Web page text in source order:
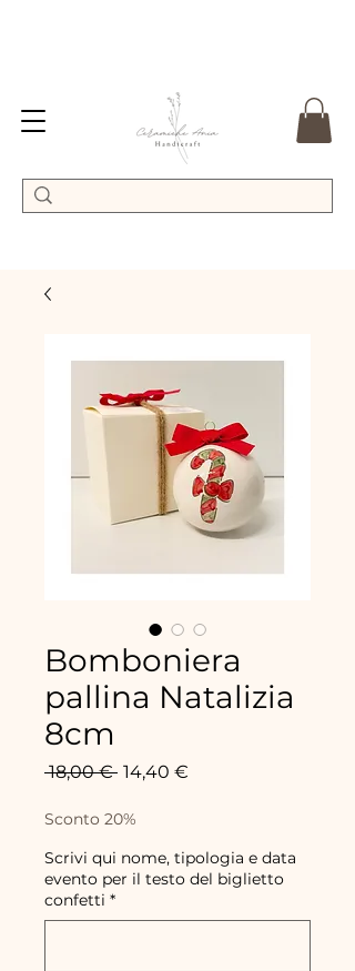
Bomboniera
pallina Natalizia
8cm
18,00 € Prix
14,40 €
Sconto 20%
Scrivi qui nome, tipologia e data
evento per il testo del biglietto
confetti *